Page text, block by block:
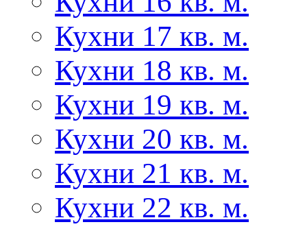
Кухни 17 кв. м.
Кухни 18 кв. м.
Кухни 19 кв. м.
Кухни 20 кв. м.
Кухни 21 кв. м.
Кухни 22 кв. м.